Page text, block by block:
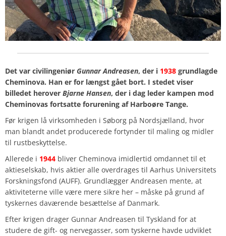
Det var civilingeniør Gunnar Andreasen, der i 1938 grundlagde
Cheminova. Han er for længst gået bort. I stedet viser
billedet herover Bjarne Hansen, der i dag leder kampen mod
Cheminovas fortsatte forurening af Harboøre Tange.
Før krigen lå virksomheden i Søborg på Nordsjælland, hvor
man blandt andet producerede fortynder til maling og midler
til rustbeskyttelse.
Allerede i 1944 bliver Cheminova imidlertid omdannet til et
aktieselskab, hvis aktier alle overdrages til Aarhus Universitets
Forskningsfond (AUFF). Grundlægger Andreasen mente, at
aktiviteterne ville være mere sikre her – måske på grund af
tyskernes daværende besættelse af Danmark.
Efter krigen drager Gunnar Andreasen til Tyskland for at
studere de gift- og nervegasser, som tyskerne havde udviklet